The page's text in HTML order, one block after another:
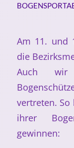
Am 11. und
die
Auch wir
vertreten.
ihrer
gewinnen: